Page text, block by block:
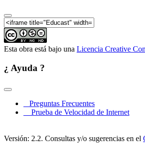
Esta obra está bajo una Licencia Creative
¿ Ayuda ?
Preguntas Frecuentes
Prueba de Velocidad de Internet
Versión: 2.2. Consultas y/o sugerencias en el